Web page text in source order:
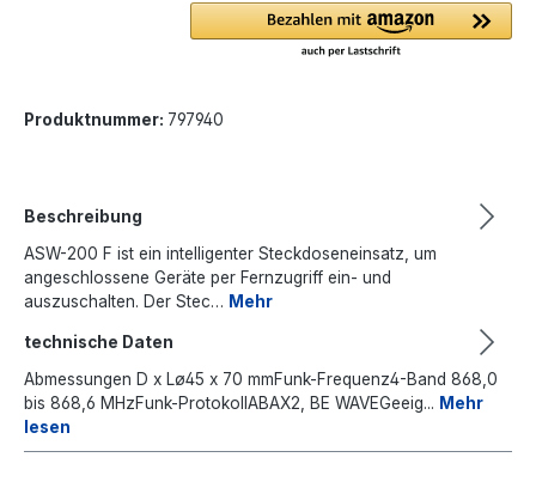
Produktnummer: 797940
Beschreibung
ASW-200 F ist ein intelligenter Steckdoseneinsatz, um
angeschlossene Geräte per Fernzugriff ein- und
auszuschalten. Der Stec… Mehr
technische Daten
Abmessungen D x Lø45 x 70 mmFunk-Frequenz4-Band 868,0
bis 868,6 MHzFunk-ProtokollABAX2, BE WAVEGeeig... Mehr
lesen